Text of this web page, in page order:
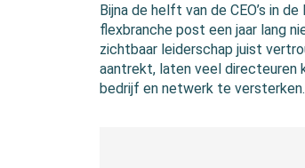
Bijna de helft van de CEO’s in
flexbranche post een jaar lang
zichtbaar leiderschap juist
aantrekt, laten veel directeuren
bedrijf en netwerk te versterken.